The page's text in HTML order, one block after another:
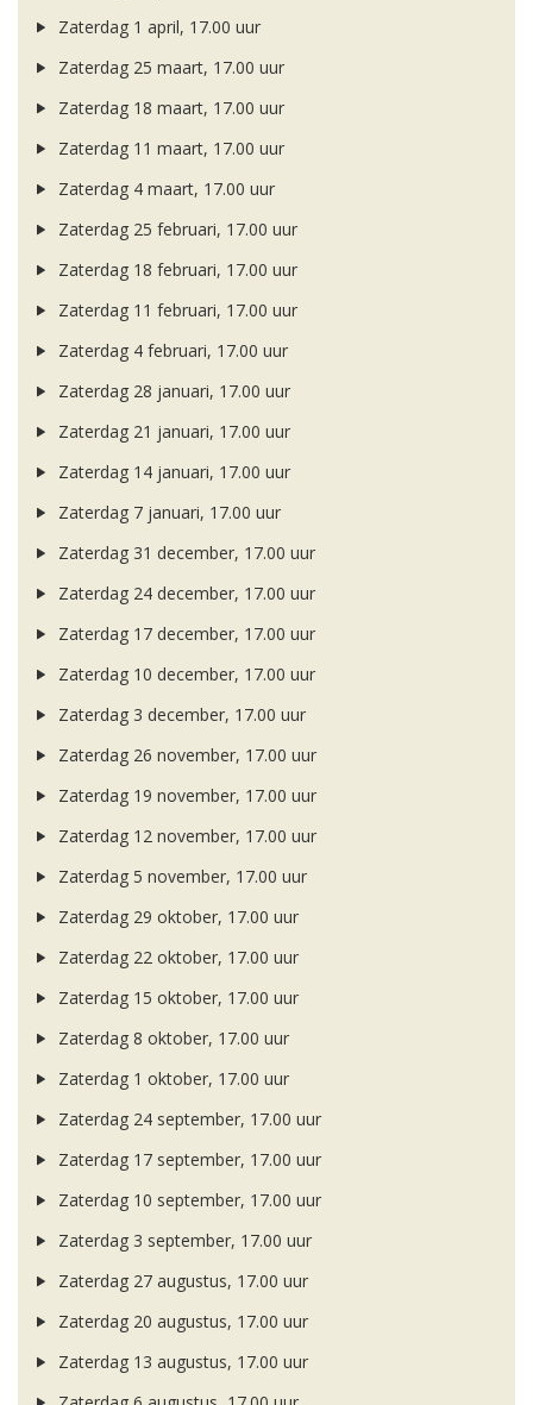
Zaterdag 1 april, 17.00 uur
Zaterdag 25 maart, 17.00 uur
Zaterdag 18 maart, 17.00 uur
Zaterdag 11 maart, 17.00 uur
Zaterdag 4 maart, 17.00 uur
Zaterdag 25 februari, 17.00 uur
Zaterdag 18 februari, 17.00 uur
Zaterdag 11 februari, 17.00 uur
Zaterdag 4 februari, 17.00 uur
Zaterdag 28 januari, 17.00 uur
Zaterdag 21 januari, 17.00 uur
Zaterdag 14 januari, 17.00 uur
Zaterdag 7 januari, 17.00 uur
Zaterdag 31 december, 17.00 uur
Zaterdag 24 december, 17.00 uur
Zaterdag 17 december, 17.00 uur
Zaterdag 10 december, 17.00 uur
Zaterdag 3 december, 17.00 uur
Zaterdag 26 november, 17.00 uur
Zaterdag 19 november, 17.00 uur
Zaterdag 12 november, 17.00 uur
Zaterdag 5 november, 17.00 uur
Zaterdag 29 oktober, 17.00 uur
Zaterdag 22 oktober, 17.00 uur
Zaterdag 15 oktober, 17.00 uur
Zaterdag 8 oktober, 17.00 uur
Zaterdag 1 oktober, 17.00 uur
Zaterdag 24 september, 17.00 uur
Zaterdag 17 september, 17.00 uur
Zaterdag 10 september, 17.00 uur
Zaterdag 3 september, 17.00 uur
Zaterdag 27 augustus, 17.00 uur
Zaterdag 20 augustus, 17.00 uur
Zaterdag 13 augustus, 17.00 uur